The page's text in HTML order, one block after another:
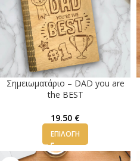
Σημειωματάριο – DAD you are
the BEST
19.50 €
ΕΠΙΛΟΓΉ